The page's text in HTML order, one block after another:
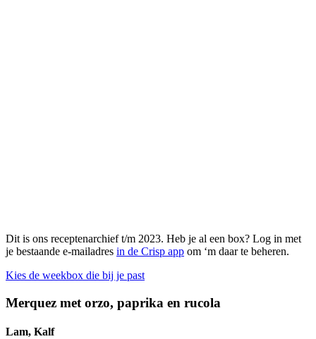
Dit is ons receptenarchief t/m 2023. Heb je al een box? Log in met
je bestaande e-mailadres in de Crisp app om ‘m daar te beheren.
Kies de weekbox die bij je past
Merquez met orzo, paprika en rucola
Lam, Kalf